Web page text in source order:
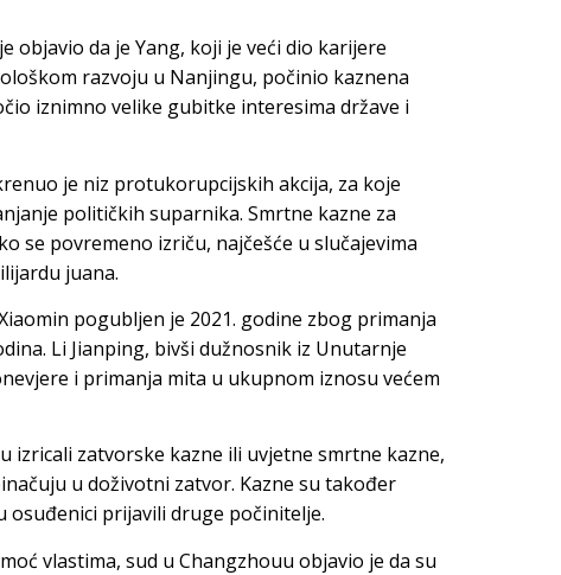
objavio da je Yang, koji je veći dio karijere
razvoju u Nanjingu, počinio kaznena
iznimno velike gubitke interesima države i
je niz protukorupcijskih akcija, za koje
političkih suparnika. Smrtne kazne za
se povremeno izriču, najčešće u slučajevima
juana.
pogubljen je 2021. godine zbog primanja
Li Jianping, bivši dužnosnik iz Unutarnje
i primanja mita u ukupnom iznosu većem
izricali zatvorske kazne ili uvjetne smrtne kazne,
u doživotni zatvor. Kazne su također
osuđenici prijavili druge počinitelje.
vlastima, sud u Changzhouu objavio je da su